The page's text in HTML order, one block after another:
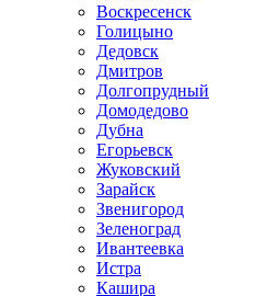
Воскресенск
Голицыно
Дедовск
Дмитров
Долгопрудный
Домодедово
Дубна
Егорьевск
Жуковский
Зарайск
Звенигород
Зеленоград
Ивантеевка
Истра
Кашира